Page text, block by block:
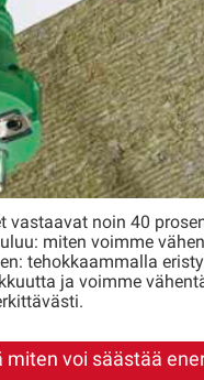
energiaa on
vastaavat noin 40
miten voimme
tehokkaammalla
ja voimme
miten voi säästää